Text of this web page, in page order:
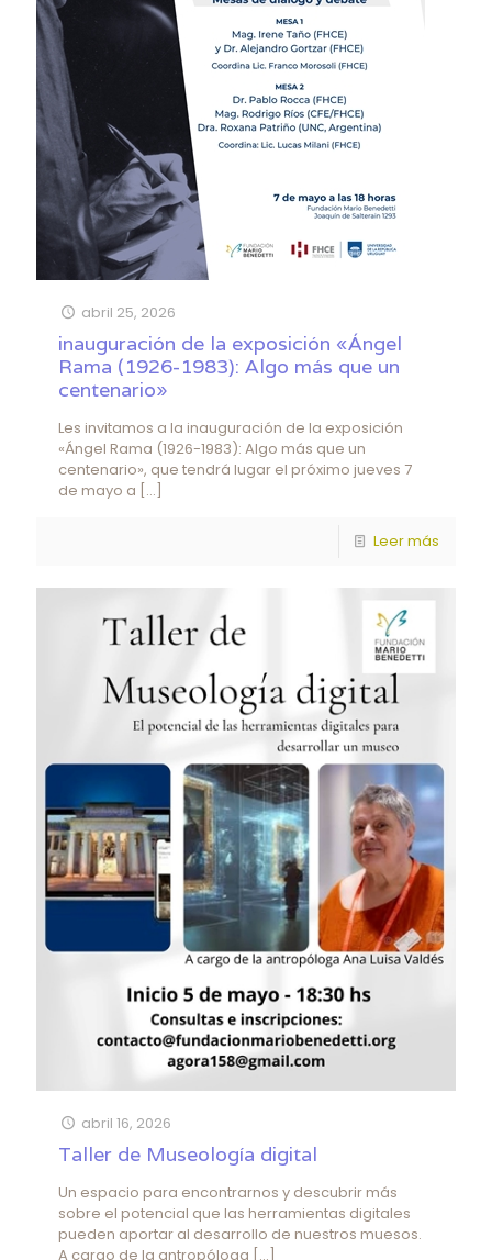
abril 25, 2026
inauguración de la exposición «Ángel
Rama (1926-1983): Algo más que un
centenario»
Les invitamos a la inauguración de la exposición
«Ángel Rama (1926-1983): Algo más que un
centenario», que tendrá lugar el próximo jueves 7
de mayo a […]
Leer más
abril 16, 2026
Taller de Museología digital
Un espacio para encontrarnos y descubrir más
sobre el potencial que las herramientas digitales
pueden aportar al desarrollo de nuestros muesos.
A cargo de la antropóloga […]